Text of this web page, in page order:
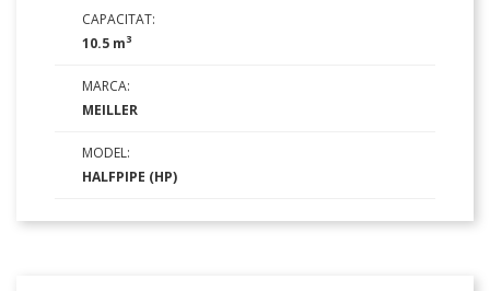
CAPACITAT:
10.5 m3
MARCA:
MEILLER
MODEL:
HALFPIPE (HP)